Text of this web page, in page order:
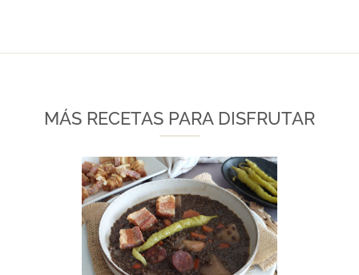
MÁS RECETAS PARA DISFRUTAR